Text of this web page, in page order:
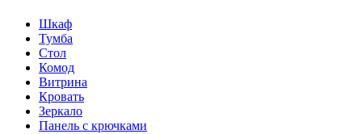
Шкаф
Тумба
Стол
Комод
Витрина
Кровать
Зеркало
Панель с крючками